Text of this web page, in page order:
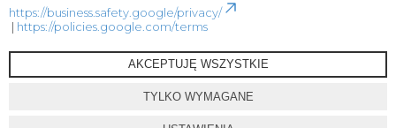
https://business.safety.google/privacy/
| https://policies.google.com/terms
AKCEPTUJĘ WSZYSTKIE
TYLKO WYMAGANE